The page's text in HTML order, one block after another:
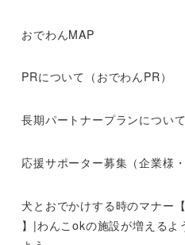
おでわんMAP
PRについて（おでわんPR）
長期パートナープランについ
応援サポーター募集（企業様・
犬とおでかけする時のマナー
】|わんこokの施設が増えるよ